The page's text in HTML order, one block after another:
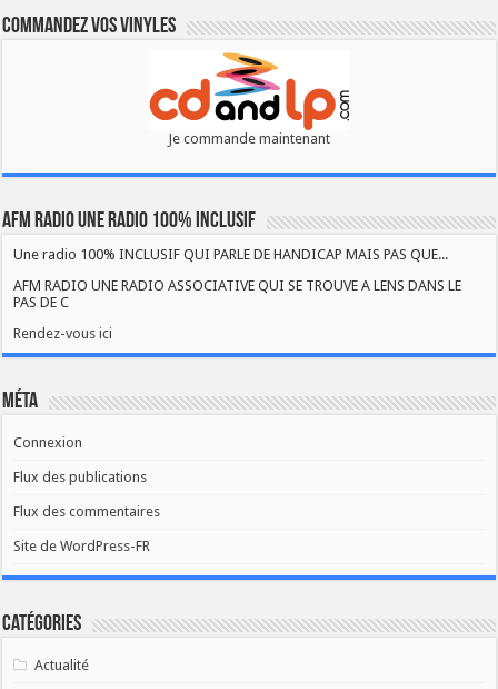
Commandez vos vinyles
Je commande maintenant
AFM RADIO UNE RADIO 100% INCLUSIF
Une radio 100% INCLUSIF QUI PARLE DE HANDICAP MAIS PAS QUE...
AFM RADIO UNE RADIO ASSOCIATIVE QUI SE TROUVE A LENS DANS LE
PAS DE C
Rendez-vous ici
Méta
Connexion
Flux des publications
Flux des commentaires
Site de WordPress-FR
Catégories
Actualité